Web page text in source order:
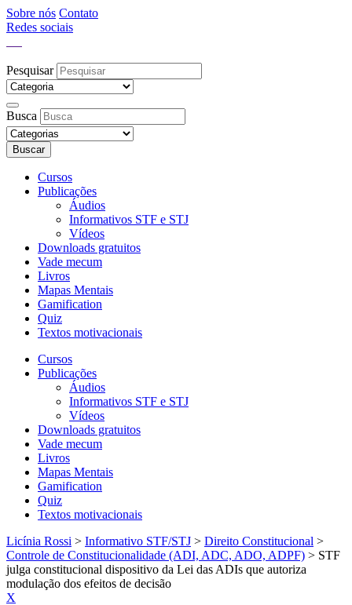
Sobre nós Contato
Redes sociais
Pesquisar
Busca
Buscar
Cursos
Publicações
Áudios
Informativos STF e STJ
Vídeos
Downloads gratuitos
Vade mecum
Livros
Mapas Mentais
Gamification
Quiz
Textos motivacionais
Cursos
Publicações
Áudios
Informativos STF e STJ
Vídeos
Downloads gratuitos
Vade mecum
Livros
Mapas Mentais
Gamification
Quiz
Textos motivacionais
Licínia Rossi > Informativo STF/STJ > Direito Constitucional >
Controle de Constitucionalidade (ADI, ADC, ADO, ADPF) > STF
julga constitucional dispositivo da Lei das ADIs que autoriza
modulação dos efeitos de decisão
X